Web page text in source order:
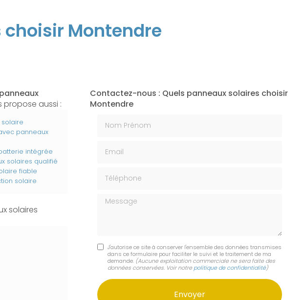
Montendre
aussi :
panneaux
intégrée
solaires qualifié
fiable
solaire
solaires
Contactez-nous : Quels panneaux solaires choisir
Montendre
Message
J'autorise ce site à conserver l'ensemble des données transmises
dans ce formulaire pour faciliter le suivi et le traitement de ma
demande. (Aucune exploitation commerciale ne sera faite des
données conservées. Voir notre politique de confidentialité)